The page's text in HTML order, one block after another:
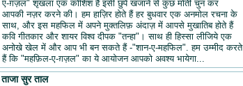
ए-ग़ज़ल" शृंखला एक कोशिश है इसी छुपे खजाने से कुछ मोती चुन कर
आपकी नज़र करने की। हम हाज़िर होते हैं हर बुधवार एक अनमोल रचना के
साथ, और इस महफिल में अपने मुक्तलिफ़ अंदाज़ में आपसे मुखातिब होते हैं
कवि गीतकार और शायर विश्व दीपक "तन्हा"। साथ ही हिस्सा लीजिये एक
अनोखे खेल में और आप भी बन सकते हैं -"शान-ए-महफिल". हम उम्मीद करते
हैं कि "महफ़िल-ए-ग़ज़ल" का ये आयोजन आपको अवश्य भायेगा...
ताजा सुर ताल